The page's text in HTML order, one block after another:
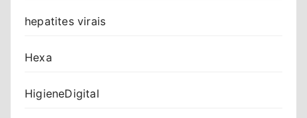
hepatites virais
Hexa
HigieneDigital